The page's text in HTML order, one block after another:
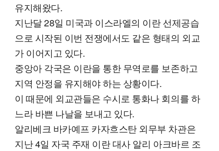
유지해왔다.
지난달 28일 미국과 이스라엘의 이란 선제공습
으로 시작된 이번 전쟁에서도 같은 형태의 외교
가 이어지고 있다.
중앙아 각국은 이란을 통한 무역로를 보존하고
지역 안정을 유지해야 하는 상황이다.
이 때문에 외교관들은 수시로 통화나 회의를 하
느라 바쁜 나날을 보내고 있다.
알리베크 바카예프 카자흐스탄 외무부 차관은
지난 4일 자국 주재 이란 대사 알리 아크바르 조